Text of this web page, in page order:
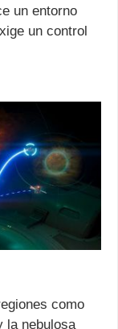
un entorno
un control
como
la nebulosa